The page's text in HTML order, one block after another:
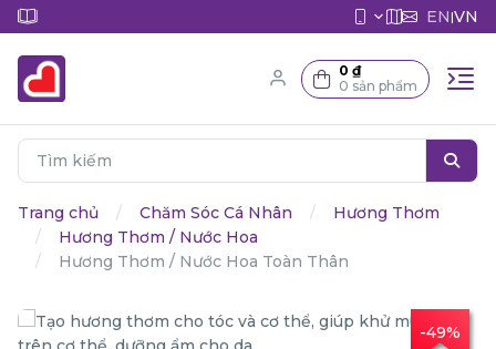
EN|VN
0 ₫
0 sản phẩm
Trang chủ Chăm Sóc Cá Nhân
Hương Thơm
Hương Thơm / Nước Hoa
Hương Thơm / Nước Hoa Toàn Thân
-49%